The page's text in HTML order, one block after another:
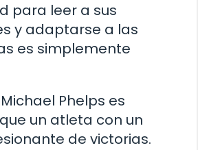
para leer a sus
y adaptarse a las
es simplemente
Phelps es
un atleta con un
de victorias.